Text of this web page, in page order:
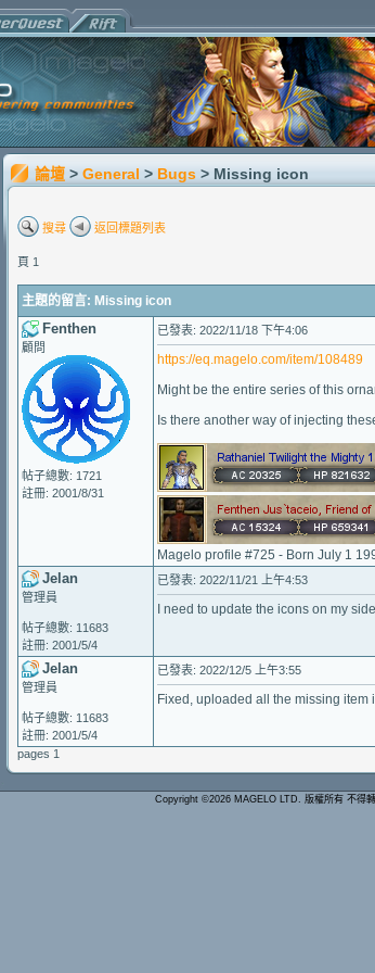
論壇 > General > Bugs > Missing icon
搜尋 返回標題列表
頁 1
主題的留言: Missing icon
Fenthen
顧問
帖子總數: 1721
註冊: 2001/8/31
已發表: 2022/11/18 下午4:06
https://eq.magelo.com/item/108489
Might be the entire series of this
Is there another way of injecting
Magelo profile #725 - Born July 1
Jelan
管理員
帖子總數: 11683
註冊: 2001/5/4
已發表: 2022/11/21 上午4:53
I need to update the icons on my
Jelan
管理員
帖子總數: 11683
註冊: 2001/5/4
已發表: 2022/12/5 上午3:55
Fixed, uploaded all the missing item
pages 1
Copyright ©2026 MAGELO LTD. 版權所有 不得